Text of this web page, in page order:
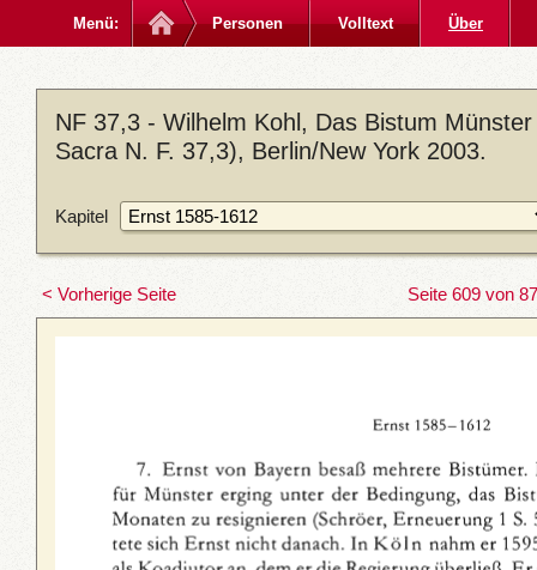
Menü: Personen Volltext Über
NF 37,3 - Wilhelm Kohl, Das Bistum
Sacra N. F. 37,3), Berlin/New York 2003.
Kapitel
< Vorherige Seite Seite 609 von